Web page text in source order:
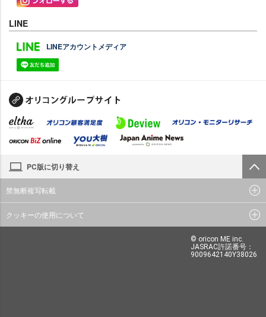
LINE
LINEアカウントメディア
PC版に切り替え
禁無断複写転載
クッキーの使用について
© oricon ME inc.
JASRAC許諾番号：
9009642140Y38026